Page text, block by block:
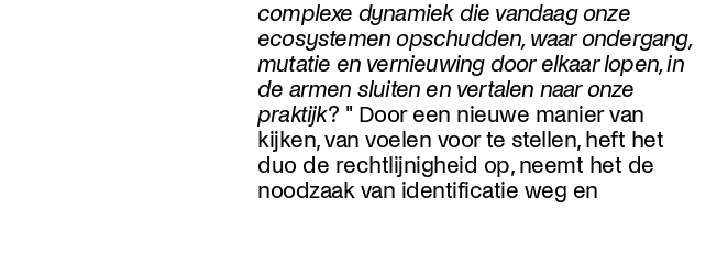
complexe dynamiek die vandaag onze
ecosystemen opschudden, waar ondergang,
mutatie en vernieuwing door elkaar lopen, in
de armen sluiten en vertalen naar onze
praktijk? " Door een nieuwe manier van
kijken, van voelen voor te stellen, heft het
duo de rechtlijnigheid op, neemt het de
noodzaak van identificatie weg en
impasses, de duizelingwekkende poëzie